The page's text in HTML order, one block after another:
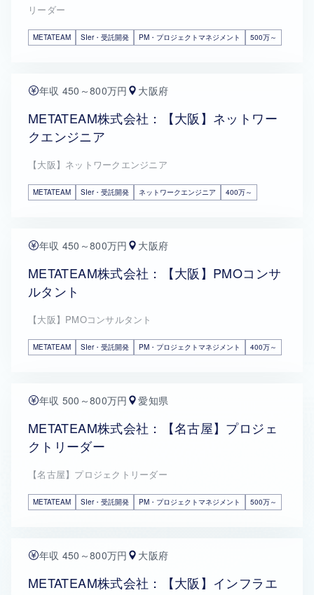
リーダー
METATEAM SIer・受託開発 PM・プロジェクトマネジメント 500万～
年収 450～800万円 大阪府
METATEAM株式会社：【大阪】ネットワー
クエンジニア
【大阪】ネットワークエンジニア
METATEAM SIer・受託開発 ネットワークエンジニア 400万～
年収 450～800万円 大阪府
METATEAM株式会社：【大阪】PMOコンサ
ルタント
【大阪】PMOコンサルタント
METATEAM SIer・受託開発 PM・プロジェクトマネジメント 400万～
年収 500～800万円 愛知県
METATEAM株式会社：【名古屋】プロジェ
クトリーダー
【名古屋】プロジェクトリーダー
METATEAM SIer・受託開発 PM・プロジェクトマネジメント 500万～
年収 450～800万円 大阪府
METATEAM株式会社：【大阪】インフラエ